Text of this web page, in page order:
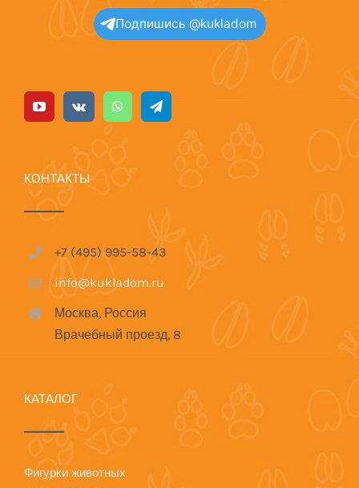
Подпишись @kukladom
КОНТАКТЫ
+7 (495) 995-58-43
info@kukladom.ru
Москва, Россия
Врачебный проезд, 8
КАТАЛОГ
Фигурки животных